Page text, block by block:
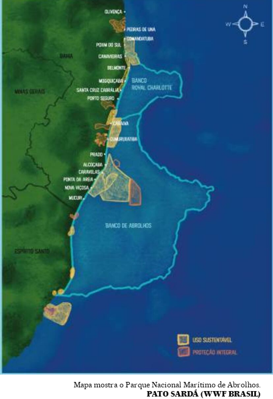
Mapa mostra o Parque Nacional Marítimo de Abrolhos.
PATO SARDÁ (WWF BRASIL)